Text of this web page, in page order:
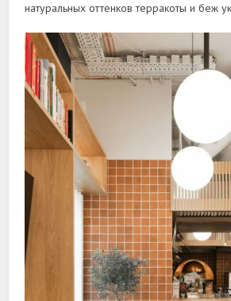
натуральных оттенков терракоты и беж